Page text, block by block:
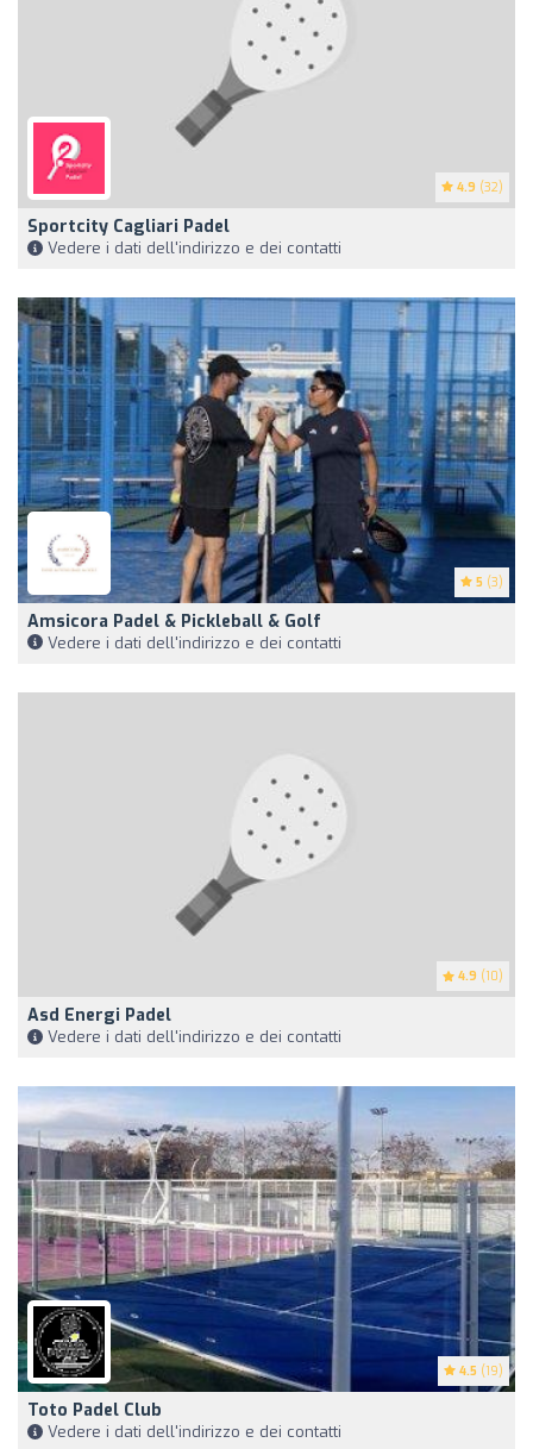
4.9 (32)
Sportcity Cagliari Padel
Vedere i dati dell'indirizzo e dei contatti
5 (3)
Amsicora Padel & Pickleball & Golf
Vedere i dati dell'indirizzo e dei contatti
4.9 (10)
Asd Energi Padel
Vedere i dati dell'indirizzo e dei contatti
4.5 (19)
Toto Padel Club
Vedere i dati dell'indirizzo e dei contatti